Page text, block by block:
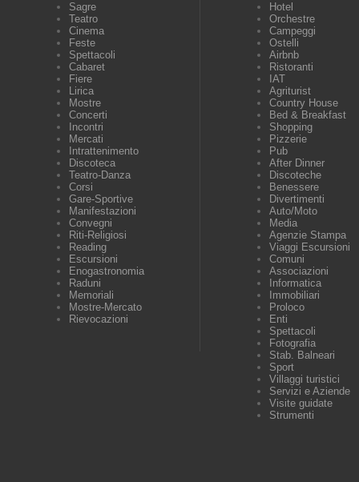
Sagre
Teatro
Cinema
Feste
Spettacoli
Cabaret
Fiere
Lirica
Mostre
Concerti
Incontri
Mercati
Intrattenimento
Discoteca
Teatro-Danza
Corsi
Gare-Sportive
Manifestazioni
Convegni
Riti-Religiosi
Reading
Escursioni
Enogastronomia
Raduni
Memoriali
Mostre-Mercato
Rievocazioni
Hotel
Orchestre
Campeggi
Ostelli
Airbnb
Ristoranti
IAT
Agriturist
Country House
Bed & Breakfast
Shopping
Pizzerie
Pub
After Dinner
Discoteche
Benessere
Divertimenti
Auto/Moto
Media
Agenzie Stampa
Viaggi Escursioni
Comuni
Associazioni
Informatica
Immobiliari
Proloco
Enti
Spettacoli
Fotografia
Stab. Balneari
Sport
Villaggi turistici
Servizi e Aziende
Visite guidate
Strumenti